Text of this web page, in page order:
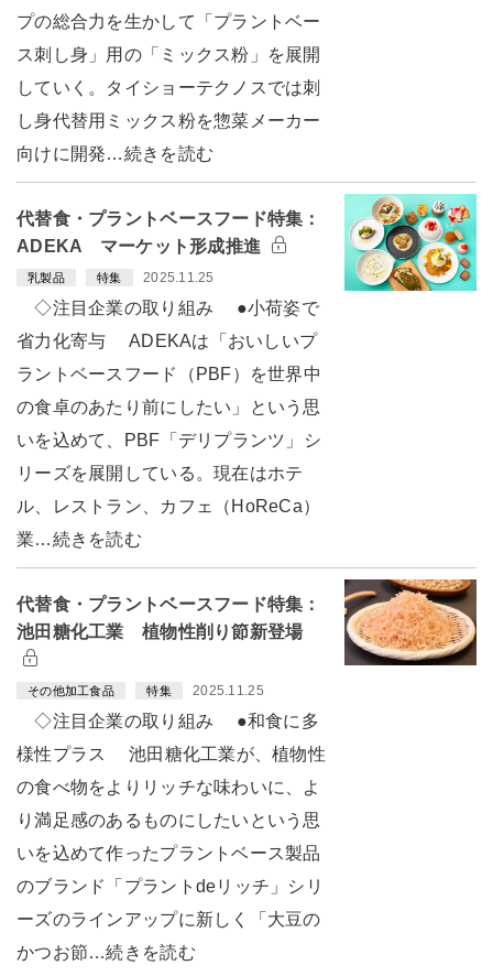
プの総合力を生かして「プラントベー
ス刺し身」用の「ミックス粉」を展開
していく。タイショーテクノスでは刺
し身代替用ミックス粉を惣菜メーカー
向けに開発…続きを読む
代替食・プラントベースフード特集：
ADEKA マーケット形成推進
乳製品 特集 2025.11.25
◇注目企業の取り組み ●小荷姿で
省力化寄与 ADEKAは「おいしいプ
ラントベースフード（PBF）を世界中
の食卓のあたり前にしたい」という思
いを込めて、PBF「デリプランツ」シ
リーズを展開している。現在はホテ
ル、レストラン、カフェ（HoReCa）
業…続きを読む
代替食・プラントベースフード特集：
池田糖化工業 植物性削り節新登場
その他加工食品 特集 2025.11.25
◇注目企業の取り組み ●和食に多
様性プラス 池田糖化工業が、植物性
の食べ物をよりリッチな味わいに、よ
り満足感のあるものにしたいという思
いを込めて作ったプラントベース製品
のブランド「プラントdeリッチ」シリ
ーズのラインアップに新しく「大豆の
かつお節…続きを読む